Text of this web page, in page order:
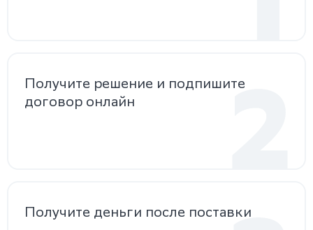
Получите решение и подпишите
договор онлайн
Получите деньги после поставки